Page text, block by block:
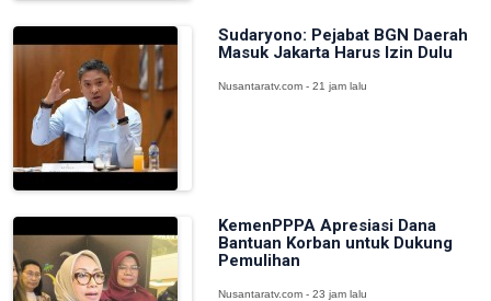
Sudaryono: Pejabat BGN Daerah
Masuk Jakarta Harus Izin Dulu
Nusantaratv.com - 21 jam lalu
KemenPPPA Apresiasi Dana
Bantuan Korban untuk Dukung
Pemulihan
Nusantaratv.com - 23 jam lalu